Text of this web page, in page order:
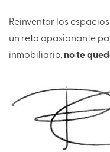
Reinventar los
un reto apasionante
inmobiliario, no te